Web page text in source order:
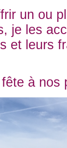
un ou
je les
et leurs
à nos